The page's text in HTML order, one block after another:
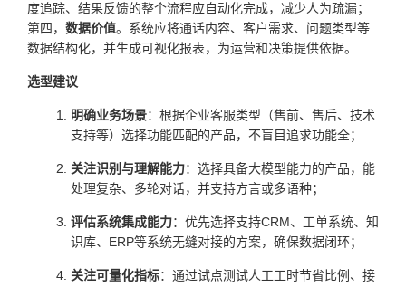
度追踪、结果反馈的整个流程应自动化完成，减少人为疏漏；
第四， 数据价值。系统应将通话内容、客户需求、问题类型等
数据结构化，并生成可视化报表，为运营和决策提供依据。
选型建议
明确业务场景：根据企业客服类型（售前、售后、技术
支持等）选择功能匹配的产品，不盲目追求功能全；
关注识别与理解能力：选择具备大模型能力的产品，能
处理复杂、多轮对话，并支持方言或多语种；
评估系统集成能力：优先选择支持CRM、工单系统、知
识库、ERP等系统无缝对接的方案，确保数据闭环；
关注可量化指标：通过试点测试人工工时节省比例、接